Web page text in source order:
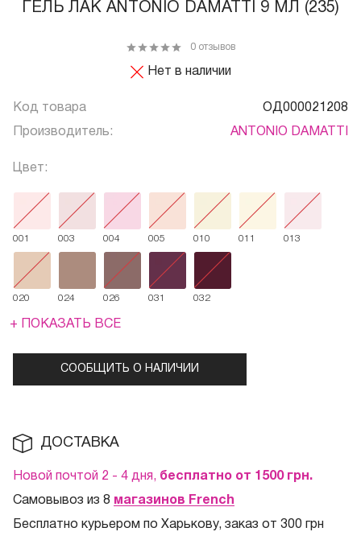
ГЕЛЬ ЛАК ANTONIO DAMATTI 9 МЛ (235)
Нет в наличии
0 отзывов
Код товара ОД000021208
Производитель: ANTONIO DAMATTI
Цвет:
001 003 004 005 010 011 013
020 024 026 031 032
+ ПОКАЗАТЬ ВСЕ
СООБЩИТЬ О НАЛИЧИИ
ДОСТАВКА
Новой почтой 2 - 4 дня, бесплатно от 1500 грн.
Самовывоз из 8 магазинов French
Бесплатно курьером по Харькову, заказ от 300 грн